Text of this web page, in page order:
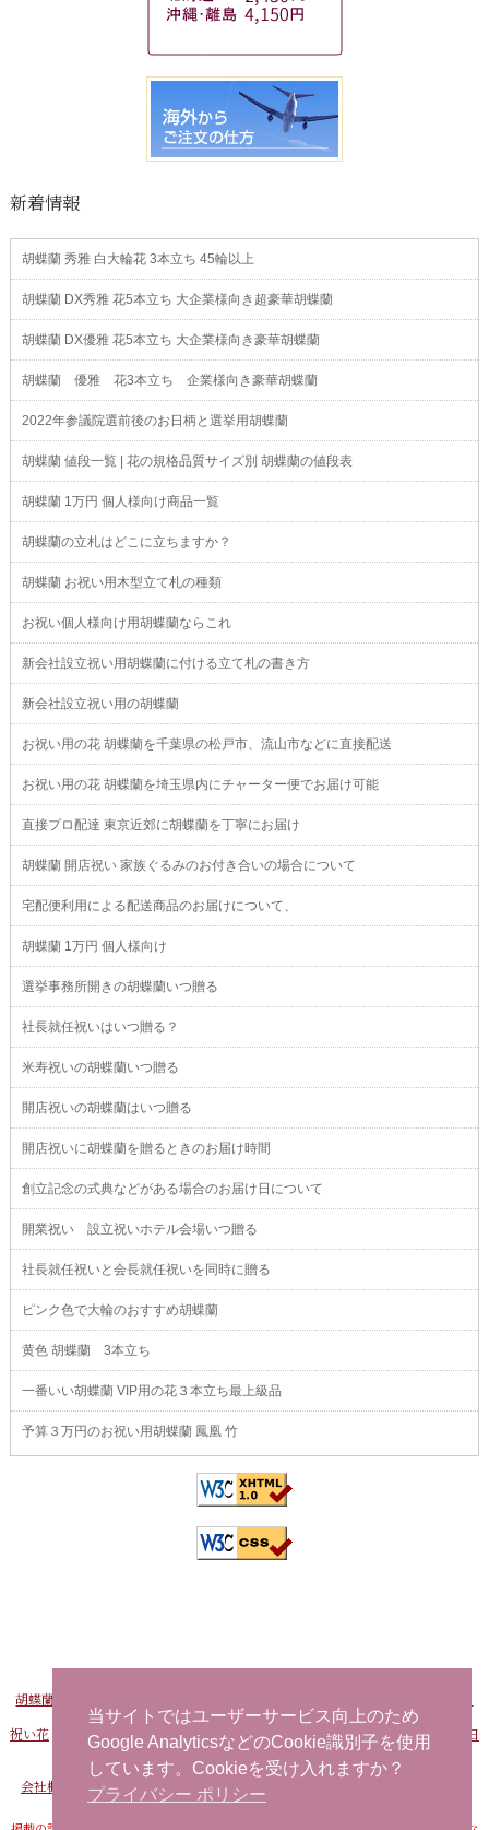
新着情報
胡蝶蘭 秀雅 白大輪花 3本立ち 45輪以上
胡蝶蘭 DX秀雅 花5本立ち 大企業様向き超豪華胡蝶蘭
胡蝶蘭 DX優雅 花5本立ち 大企業様向き豪華胡蝶蘭
胡蝶蘭 優雅 花3本立ち 企業様向き豪華胡蝶蘭
2022年参議院選前後のお日柄と選挙用胡蝶蘭
胡蝶蘭 値段一覧 | 花の規格品質サイズ別 胡蝶蘭の値段表
胡蝶蘭 1万円 個人様向け商品一覧
胡蝶蘭の立札はどこに立ちますか？
胡蝶蘭 お祝い用木型立て札の種類
お祝い個人様向け用胡蝶蘭ならこれ
新会社設立祝い用胡蝶蘭に付ける立て札の書き方
新会社設立祝い用の胡蝶蘭
お祝い用の花 胡蝶蘭を千葉県の松戸市、流山市などに直接配送
お祝い用の花 胡蝶蘭を埼玉県内にチャーター便でお届け可能
直接プロ配達 東京近郊に胡蝶蘭を丁寧にお届け
胡蝶蘭 開店祝い 家族ぐるみのお付き合いの場合について
宅配便利用による配送商品のお届けについて、
胡蝶蘭 1万円 個人様向け
選挙事務所開きの胡蝶蘭いつ贈る
社長就任祝いはいつ贈る？
米寿祝いの胡蝶蘭いつ贈る
開店祝いの胡蝶蘭はいつ贈る
開店祝いに胡蝶蘭を贈るときのお届け時間
創立記念の式典などがある場合のお届け日について
開業祝い 設立祝いホテル会場いつ贈る
社長就任祝いと会長就任祝いを同時に贈る
ピンク色で大輪のおすすめ胡蝶蘭
黄色 胡蝶蘭 3本立ち
一番いい胡蝶蘭 VIP用の花３本立ち最上級品
予算３万円のお祝い用胡蝶蘭 鳳凰 竹
胡蝶蘭販売Net
本へ花を注文する
祝い花- 開店祝い用の花- 社長就任祝い 胡蝶蘭 事務所移転祝い 胡蝶蘭-
誕生日
お祝い用の花
当日配達できる花-胡蝶蘭
会社概要
プライバシーポリシー- 特定商取引法に基づく表記
当サイトではユーザーサービス向上のため
Google AnalyticsなどのCookie識別子を使用
しています。Cookieを受け入れますか？
プライバシー ポリシー